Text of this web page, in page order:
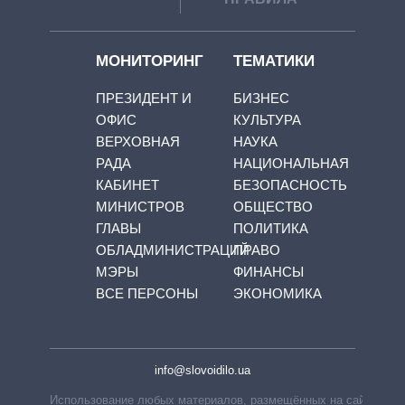
МОНИТОРИНГ
ПРЕЗИДЕНТ И
ОФИС
ВЕРХОВНАЯ
РАДА
КАБИНЕТ
МИНИСТРОВ
ГЛАВЫ
ОБЛАДМИНИСТРАЦИЙ
МЭРЫ
ВСЕ ПЕРСОНЫ
ТЕМАТИКИ
БИЗНЕС
КУЛЬТУРА
НАУКА
НАЦИОНАЛЬНАЯ
БЕЗОПАСНОСТЬ
ОБЩЕСТВО
ПОЛИТИКА
ПРАВО
ФИНАНСЫ
ЭКОНОМИКА
info@slovoidilo.ua
Использование любых материалов, размещённых на сайте,